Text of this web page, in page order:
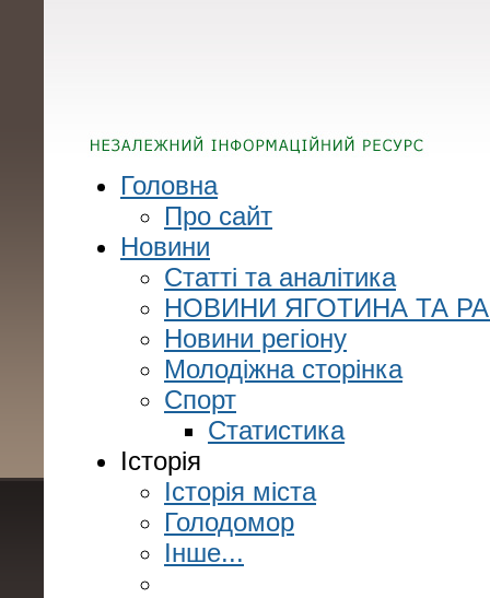
Головна
Про сайт
Новини
Статті та аналітика
НОВИНИ ЯГОТИНА ТА
Новини регіону
Молодіжна сторінка
Спорт
Статистика
Історія
Історія міста
Голодомор
Інше...